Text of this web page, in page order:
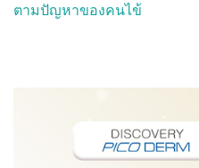
ตามปัญหาของคนไข้